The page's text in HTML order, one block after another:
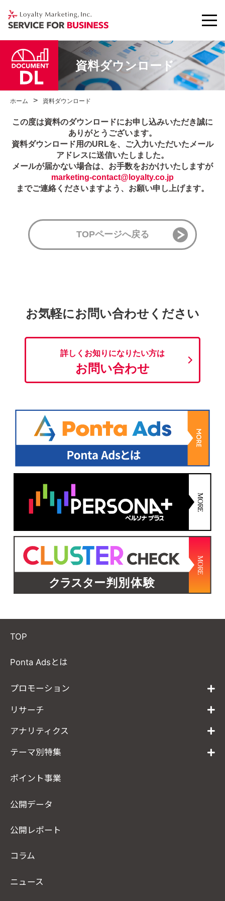
資料ダウンロード
ホーム 資料ダウンロード
この度は資料のダウンロードにお申し込みいただき誠に
ありがとうございます。
資料ダウンロード用のURLを、ご入力いただいたメール
アドレスに送信いたしました。
メールが届かない場合は、お手数をおかけいたしますが
marketing-contact@loyalty.co.jp
までご連絡くださいますよう、お願い申し上げます。
TOPページへ戻る
お気軽にお問い合わせください
詳しくお知りになりたい方は
お問い合わせ
TOP
Ponta Adsとは
プロモーション
リサーチ
アナリティクス
テーマ別特集
ポイント事業
公開データ
公開レポート
コラム
ニュース